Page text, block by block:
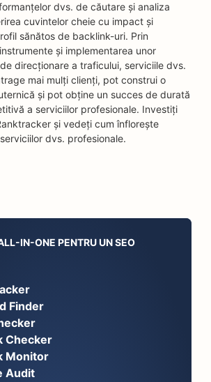
dvs. de căutare și analiza
cuvintelor cheie cu impact și
sănătos de backlink-uri. Prin
și implementarea unor
direcționare a traficului, serviciile dvs.
mai mulți clienți, pot construi o
și pot obține un succes de durată
a serviciilor profesionale. Investiți
și vedeți cum înflorește
dvs. profesionale.
IN-ONE PENTRU UN SEO
Finder
Checker
Monitor
Audit